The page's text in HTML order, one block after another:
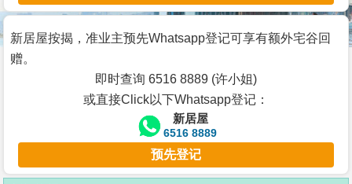
宅
谷
按
客
新居屋按揭，准业主预先Whatsapp登记可享有额外宅谷回
赠。
即时查询 6516 8889 (许小姐)
或直接Click以下Whatsapp登记：
新居屋
6516 8889
预先登记